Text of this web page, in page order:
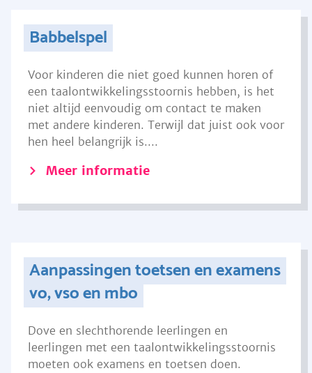
Babbelspel
Voor kinderen die niet goed kunnen horen of
een taalontwikkelingsstoornis hebben, is het
niet altijd eenvoudig om contact te maken
met andere kinderen. Terwijl dat juist ook voor
hen heel belangrijk is....
Meer informatie
Aanpassingen toetsen en examens
vo, vso en mbo
Dove en slechthorende leerlingen en
leerlingen met een taalontwikkelingsstoornis
moeten ook examens en toetsen doen.